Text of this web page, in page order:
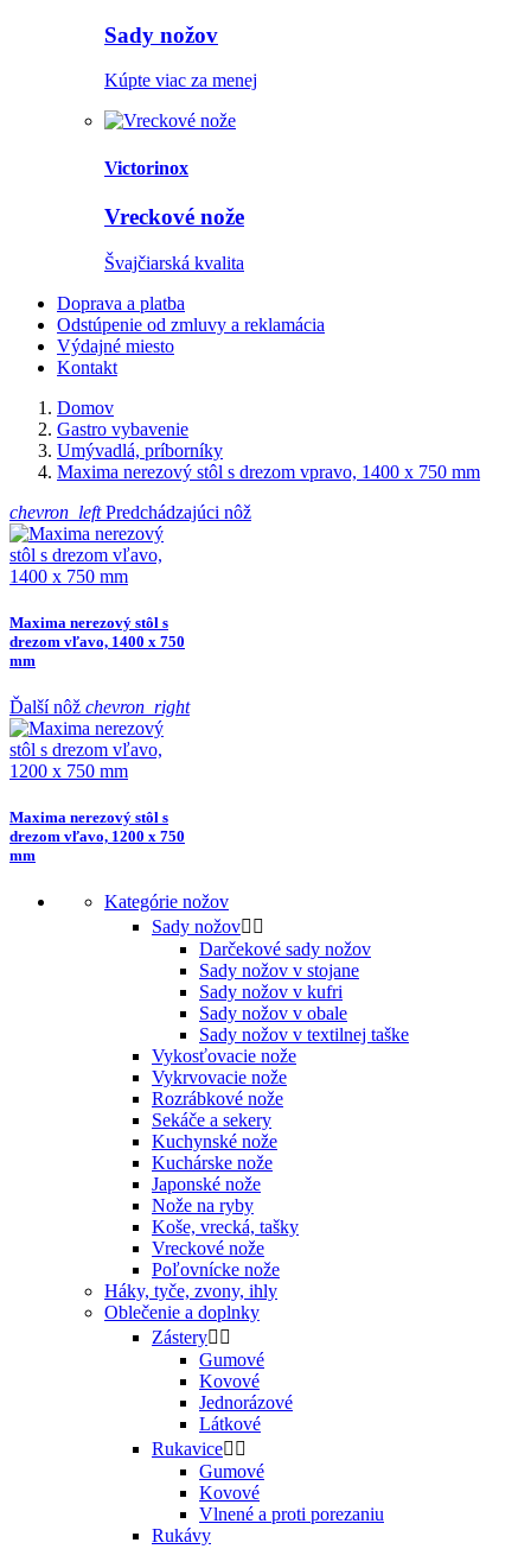
Sady nožov
Kúpte viac za menej
Victorinox
Vreckové nože
Švajčiarská kvalita
Doprava a platba
Odstúpenie od zmluvy a reklamácia
Výdajné miesto
Kontakt
Domov
Gastro vybavenie
Umývadlá, príborníky
Maxima nerezový stôl s drezom vpravo, 1400 x 750 mm
chevron_leftPredchádzajúci nôž
Maxima nerezový stôl s
drezom vľavo, 1400 x 750
mm
Ďalší nôž chevron_right
Maxima nerezový stôl s
drezom vľavo, 1200 x 750
mm
Kategórie nožov
Sady nožov 
Darčekové sady nožov
Sady nožov v stojane
Sady nožov v kufri
Sady nožov v obale
Sady nožov v textilnej taške
Vykosťovacie nože
Vykrvovacie nože
Rozrábkové nože
Sekáče a sekery
Kuchynské nože
Kuchárske nože
Japonské nože
Nože na ryby
Koše, vrecká, tašky
Vreckové nože
Poľovnícke nože
Háky, tyče, zvony, ihly
Oblečenie a doplnky
Zástery 
Gumové
Kovové
Jednorázové
Látkové
Rukavice 
Gumové
Kovové
Vlnené a proti porezaniu
Rukávy